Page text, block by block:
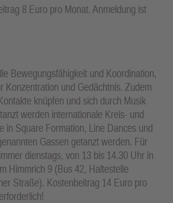
8 Euro pro Monat. Anmeldung ist
Bewegungsfähigkeit und Koordination,
Konzentration und Gedächtnis. Zudem
knüpfen und sich durch Musik
werden internationale Kreis- und
in Square Formation, Line Dances und
Gassen getanzt werden. Für
dienstags, von 13 bis 14.30 Uhr in
Himmrich 9 (Bus 42, Haltestelle
Straße). Kostenbeitrag 14 Euro pro